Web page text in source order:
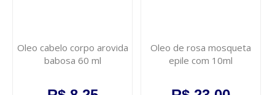
Oleo cabelo corpo arovida
babosa 60 ml
Oleo de rosa mosqueta
epile com 10ml